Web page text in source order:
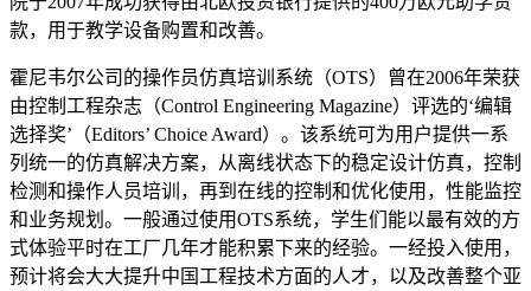
款，用于教学设备购置和改善。
霍尼韦尔公司的操作员仿真培训系统（OTS）曾在2006年荣获
由控制工程杂志（Control Engineering Magazine）评选的‘编辑
选择奖’（Editors’ Choice Award）。该系统可为用户提供一系
列统一的仿真解决方案，从离线状态下的稳定设计仿真，控制
检测和操作人员培训，再到在线的控制和优化使用，性能监控
和业务规划。一般通过使用OTS系统，学生们能以最有效的方
式体验平时在工厂几年才能积累下来的经验。一经投入使用，
预计将会大大提升中国工程技术方面的人才，以及改善整个亚